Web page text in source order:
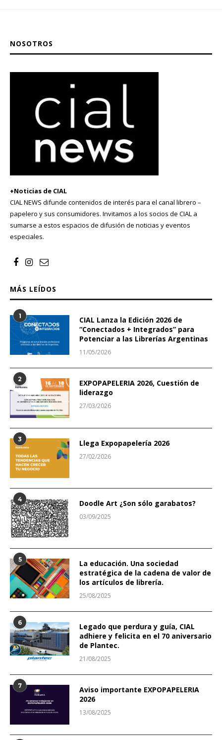
NOSOTROS
+Noticias de CIAL
CIAL NEWS difunde contenidos de interés para el canal librero –
papelero y sus consumidores. Invitamos a los socios de CIAL a
sumarse a estos espacios de difusión de noticias y eventos
especiales.
MÁS LEÍDOS
1
CIAL Lanza la Edición 2026 de
“Conectados + Integrados” para
Potenciar a las Librerías Argentinas
11/05/2026
2
EXPOPAPELERIA 2026, Cuestión de
liderazgo
27/03/2026
3 Llega Expopapelería 2026
27/02/2026
4 Doodle Art ¿Son sólo garabatos?
03/09/2025
5
La educación. Una sociedad
estratégica de la cadena de valor de
los artículos de librería.
25/08/2025
6
Legado que perdura y guía, CIAL
adhiere y felicita en el 70 aniversario
de Plantec.
21/08/2025
7
Aviso importante EXPOPAPELERIA
2026
13/08/2025